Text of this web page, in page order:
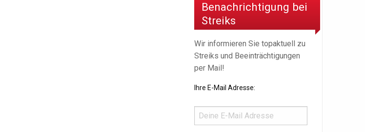
Benachrichtigung bei
Streiks
Wir informieren Sie topaktuell zu
Streiks und Beeinträchtigungen
per Mail!
Ihre E-Mail Adresse: